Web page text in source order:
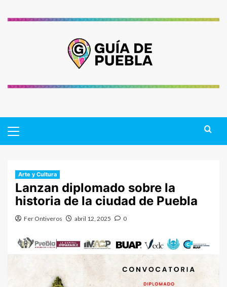
Menu
Arte y Cultura
Lanzan diplomado sobre la
historia de la ciudad de Puebla
Fer Ontiveros abril 12, 2025 0